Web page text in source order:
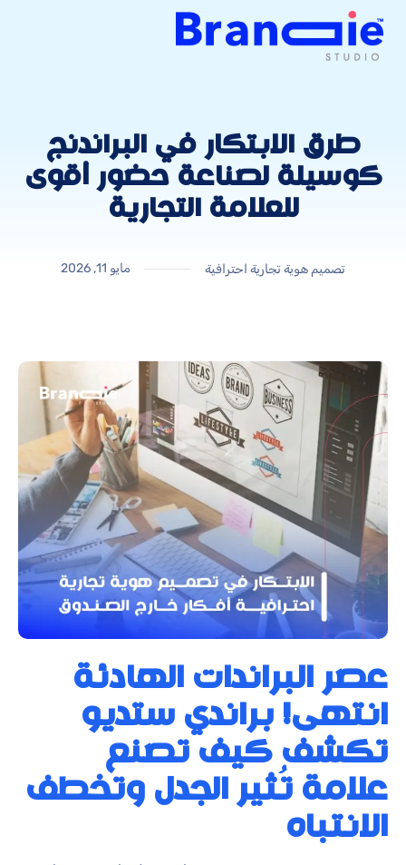
طرق الابتكار في البراندنج
كوسيلة لصناعة حضور أقوى
للعلامة التجارية
تصميم هوية تجارية احترافية مايو 11, 2026
عصر البراندات الهادئة
انتهى! براندي ستديو
تكشف كيف تصنع
علامة تُثير الجدل وتخطف
الانتباه